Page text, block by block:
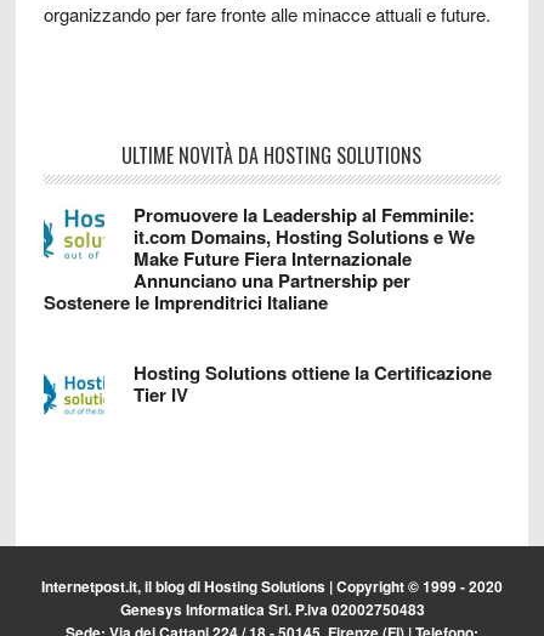
organizzando per fare fronte alle minacce attuali e future.
ULTIME NOVITÀ DA HOSTING SOLUTIONS
Promuovere la Leadership al Femminile:
it.com Domains, Hosting Solutions e We
Make Future Fiera Internazionale
Annunciano una Partnership per
Sostenere le Imprenditrici Italiane
Hosting Solutions ottiene la Certificazione
Tier IV
Internetpost.it, il blog diHosting Solutions | Copyright © 1999 - 2020
Genesys Informatica Srl. P.iva 02002750483